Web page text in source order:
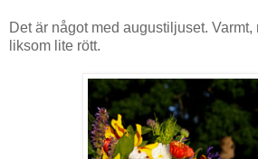
Det är något med augustiljuset.
liksom lite rött.